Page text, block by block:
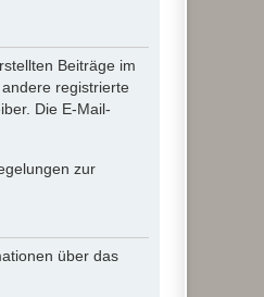
Beiträge im
registrierte
Die E-Mail-
zur
über das